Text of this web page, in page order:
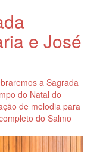
e José
a Sagrada
do Natal do
de melodia para
do Salmo